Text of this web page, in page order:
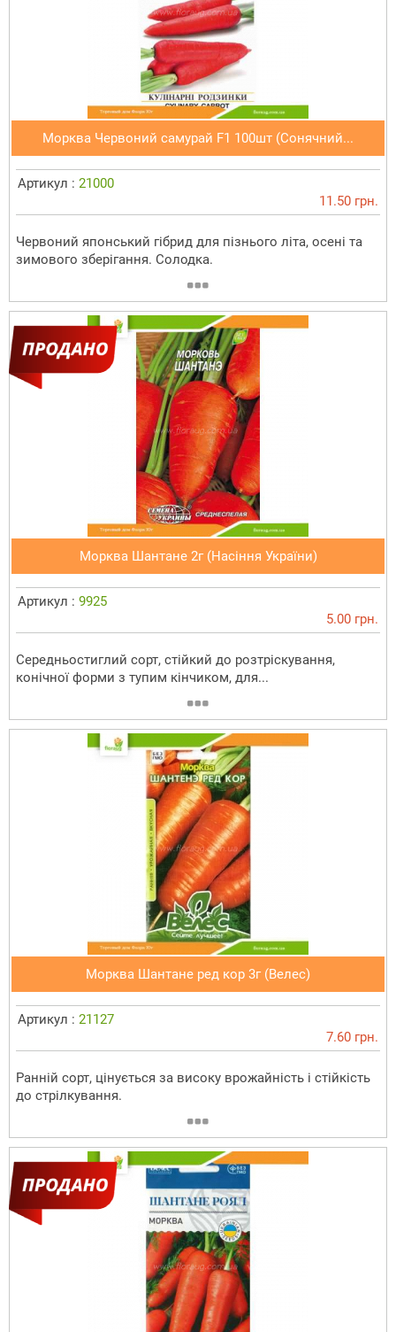
Морква Червоний самурай F1 100шт (Сонячний...
Артикул : 21000
11.50 грн.
Червоний японський гібрид для пізнього літа, осені та
зимового зберігання. Солодка.
Морква Шантане 2г (Насіння України)
Артикул : 9925
5.00 грн.
Середньостиглий сорт, стійкий до розтріскування,
конічної форми з тупим кінчиком, для...
Морква Шантане ред кор 3г (Велес)
Артикул : 21127
7.60 грн.
Ранній сорт, цінується за високу врожайність і стійкість
до стрілкування.